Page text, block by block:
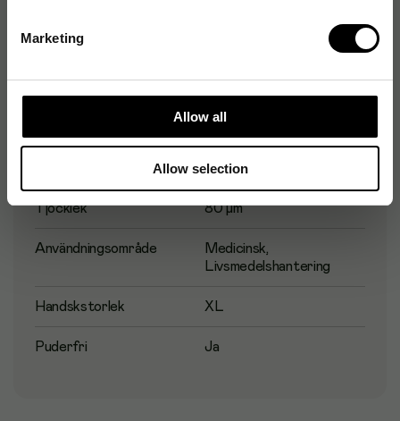
Marketing
Allow all
Allow selection
Produktspecifikationer
Blå
Tjocklek 80 µm
Användningsområde
Medicinsk,
Livsmedelshantering
Handskstorlek XL
Puderfri Ja